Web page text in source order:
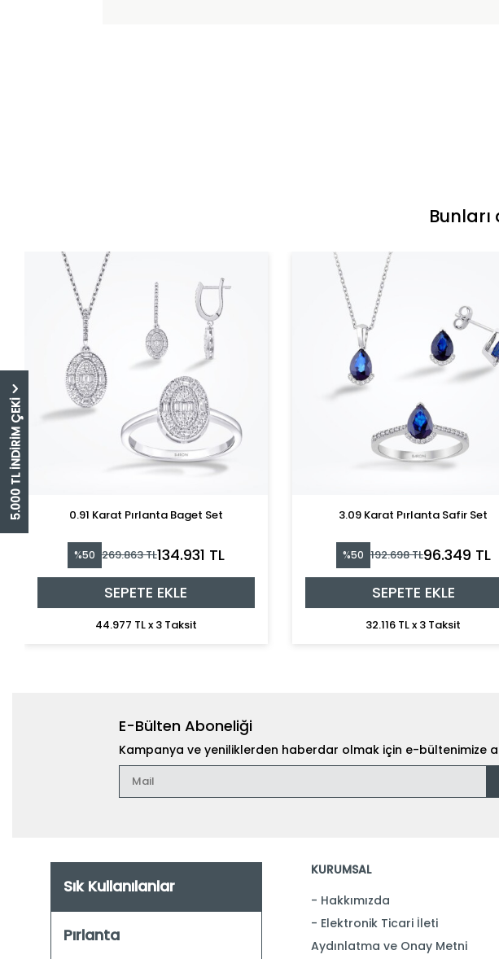
5.000 TL İNDİRİM ÇEKİ 0.91 Karat Pırlanta Baget Set
%50 269.863 TL134.931 TL
SEPETE EKLE
44.977 TL x 3 Taksit
3.09 Karat Pırlanta Safir Set
%50 192.698 TL96.349 TL
SEPETE EKLE
32.116 TL x 3 Taksit
E-Bülten Aboneliği
Kampanya ve yeniliklerden haberdar olmak için e-bültenimize
Sık Kullanılanlar
Pırlanta
KURUMSAL
Hakkımızda
Elektronik Ticari İleti
Aydınlatma ve Onay Metni